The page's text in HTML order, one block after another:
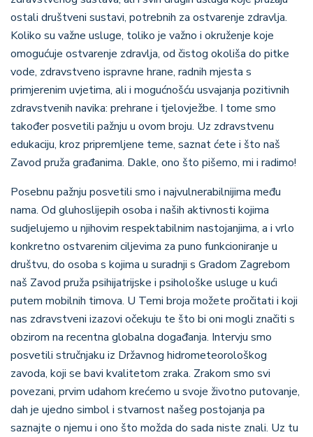
ostali društveni sustavi, potrebnih za ostvarenje zdravlja.
Koliko su važne usluge, toliko je važno i okruženje koje
omogućuje ostvarenje zdravlja, od čistog okoliša do pitke
vode, zdravstveno ispravne hrane, radnih mjesta s
primjerenim uvjetima, ali i mogućnošću usvajanja pozitivnih
zdravstvenih navika: prehrane i tjelovježbe. I tome smo
također posvetili pažnju u ovom broju. Uz zdravstvenu
edukaciju, kroz pripremljene teme, saznat ćete i što naš
Zavod pruža građanima. Dakle, ono što pišemo, mi i radimo!
Posebnu pažnju posvetili smo i najvulnerabilnijima među
nama. Od gluhoslijepih osoba i naših aktivnosti kojima
sudjelujemo u njihovim respektabilnim nastojanjima, a i vrlo
konkretno ostvarenim ciljevima za puno funkcioniranje u
društvu, do osoba s kojima u suradnji s Gradom Zagrebom
naš Zavod pruža psihijatrijske i psihološke usluge u kući
putem mobilnih timova. U Temi broja možete pročitati i koji
nas zdravstveni izazovi očekuju te što bi oni mogli značiti s
obzirom na recentna globalna događanja. Intervju smo
posvetili stručnjaku iz Državnog hidrometeorološkog
zavoda, koji se bavi kvalitetom zraka. Zrakom smo svi
povezani, prvim udahom krećemo u svoje životno putovanje,
dah je ujedno simbol i stvarnost našeg postojanja pa
saznajte o njemu i ono što možda do sada niste znali. Uz tu